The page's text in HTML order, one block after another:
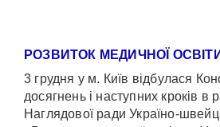
РОЗВИТОК МЕДИЧНОЇ ОСВІТИ
3 грудня у м. Київ відбулася
досягнень і наступних кроків в
Наглядової ради Україно-